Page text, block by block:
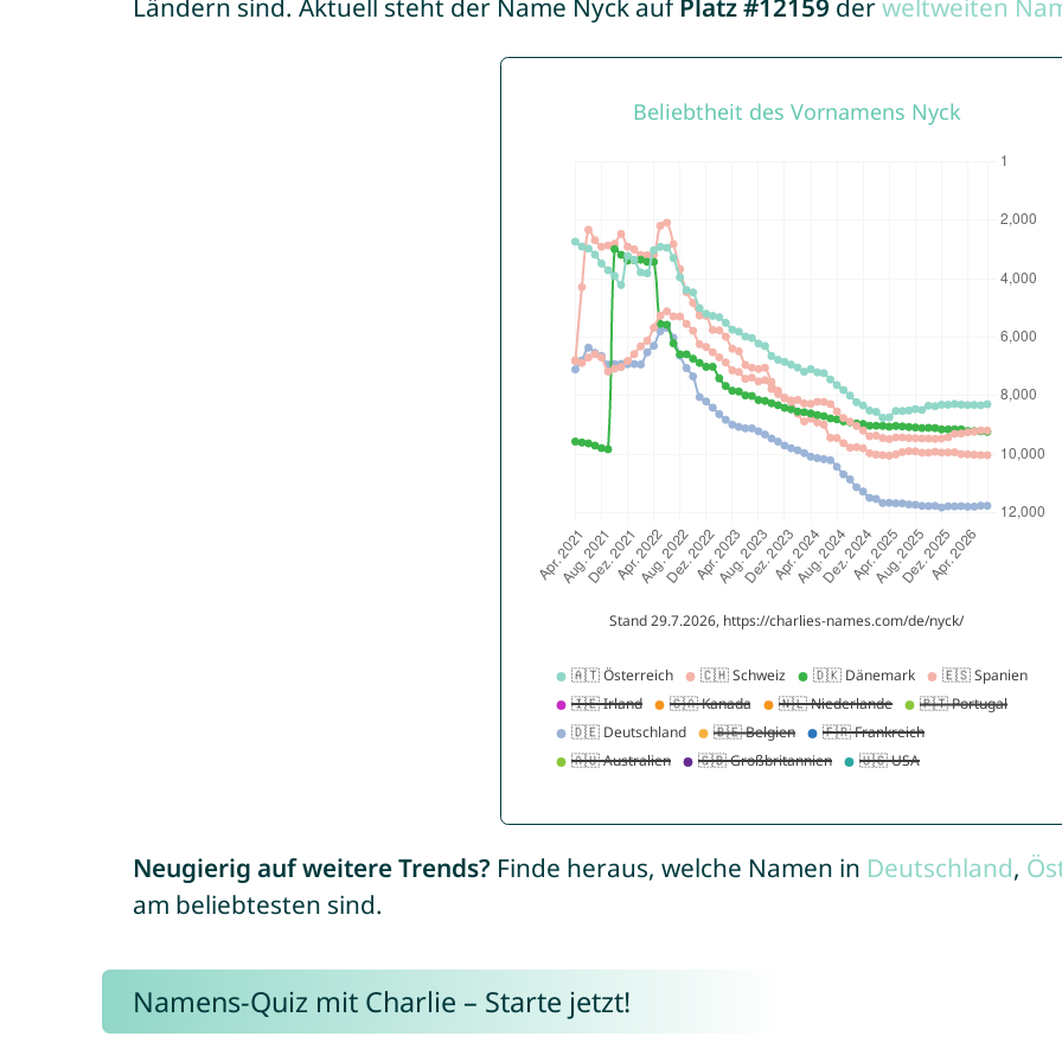
Ländern sind. Aktuell steht der Name Nyck auf Platz #12159 derweltweiten
Neugierig auf weitere Trends? Finde heraus, welche Namen in Deutschland,
am beliebtesten sind.
Namens-Quiz mit Charlie – Starte jetzt!